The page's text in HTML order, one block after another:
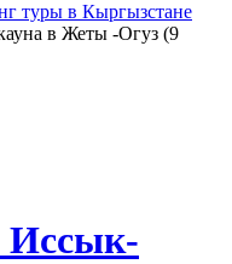
туры в Кыргызстане
в Жеты -Огуз (9
Иссык-